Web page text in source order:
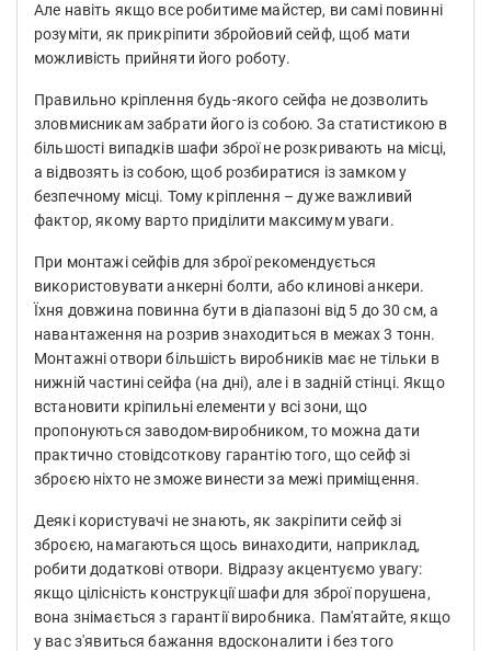
Але навіть якщо все робитиме майстер, ви самі повинні
розуміти, як прикріпити збройовий сейф, щоб мати
можливість прийняти його роботу.
Правильно кріплення будь-якого сейфа не дозволить
зловмисникам забрати його із собою. За статистикою в
більшості випадків шафи зброї не розкривають на місці,
а відвозять із собою, щоб розбиратися із замком у
безпечному місці. Тому кріплення – дуже важливий
фактор, якому варто приділити максимум уваги.
При монтажі сейфів для зброї рекомендується
використовувати анкерні болти, або клинові анкери.
Їхня довжина повинна бути в діапазоні від 5 до 30 см, а
навантаження на розрив знаходиться в межах 3 тонн.
Монтажні отвори більшість виробників має не тільки в
нижній частині сейфа (на дні), але і в задній стінці. Якщо
встановити кріпильні елементи у всі зони, що
пропонуються заводом-виробником, то можна дати
практично стовідсоткову гарантію того, що сейф зі
зброєю ніхто не зможе винести за межі приміщення.
Деякі користувачі не знають, як закріпити сейф зі
зброєю, намагаються щось винаходити, наприклад,
робити додаткові отвори. Відразу акцентуємо увагу:
якщо цілісність конструкції шафи для зброї порушена,
вона знімається з гарантії виробника. Пам'ятайте, якщо
у вас з'явиться бажання вдосконалити і без того